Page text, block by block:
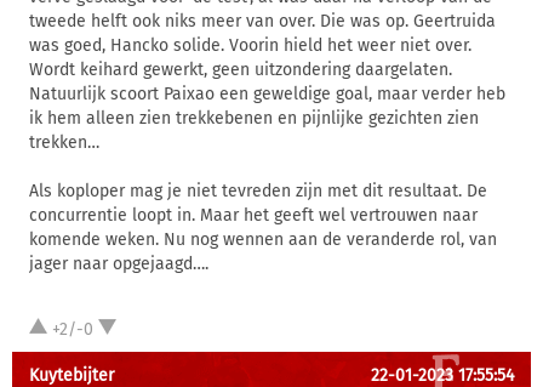
tweede helft ook niks meer van over. Die was op. Geertruida
was goed, Hancko solide. Voorin hield het weer niet over.
Wordt keihard gewerkt, geen uitzondering daargelaten.
Natuurlijk scoort Paixao een geweldige goal, maar verder heb
ik hem alleen zien trekkebenen en pijnlijke gezichten zien
trekken…
Als koploper mag je niet tevreden zijn met dit resultaat. De
concurrentie loopt in. Maar het geeft wel vertrouwen naar
komende weken. Nu nog wennen aan de veranderde rol, van
jager naar opgejaagd….
+2/-0
Kuytebijter 22-01-2023 17:55:54